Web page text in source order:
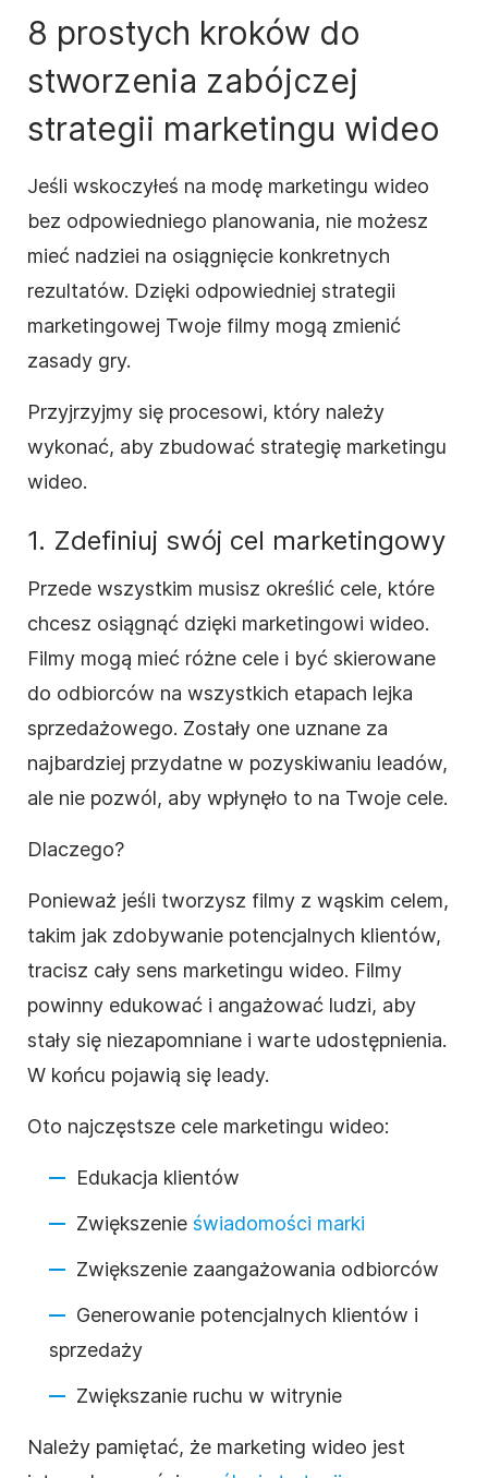
8 prostych kroków do
stworzenia zabójczej
strategii marketingu wideo
Jeśli wskoczyłeś na modę marketingu wideo
bez odpowiedniego planowania, nie możesz
mieć nadziei na osiągnięcie konkretnych
rezultatów. Dzięki odpowiedniej strategii
marketingowej Twoje filmy mogą zmienić
zasady gry.
Przyjrzyjmy się procesowi, który należy
wykonać, aby zbudować strategię marketingu
wideo.
1. Zdefiniuj swój cel marketingowy
Przede wszystkim musisz określić cele, które
chcesz osiągnąć dzięki marketingowi wideo.
Filmy mogą mieć różne cele i być skierowane
do odbiorców na wszystkich etapach lejka
sprzedażowego. Zostały one uznane za
najbardziej przydatne w pozyskiwaniu leadów,
ale nie pozwól, aby wpłynęło to na Twoje cele.
Dlaczego?
Ponieważ jeśli tworzysz filmy z wąskim celem,
takim jak zdobywanie potencjalnych klientów,
tracisz cały sens marketingu wideo. Filmy
powinny edukować i angażować ludzi, aby
stały się niezapomniane i warte udostępnienia.
W końcu pojawią się leady.
Oto najczęstsze cele marketingu wideo:
Edukacja klientów
Zwiększenie świadomości marki
Zwiększenie zaangażowania odbiorców
Generowanie potencjalnych klientów i
sprzedaży
Zwiększanie ruchu w witrynie
Należy pamiętać, że marketing wideo jest